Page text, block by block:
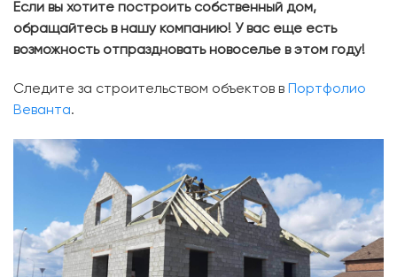
Если вы хотите построить собственный дом,
обращайтесь в нашу компанию! У вас еще есть
возможность отпраздновать новоселье в этом году!
Следите за строительством объектов в Портфолио
Веванта.